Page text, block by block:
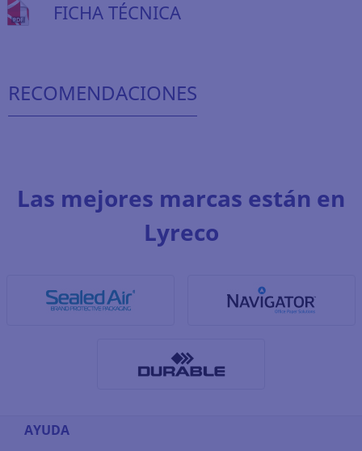
FICHA TÉCNICA
RECOMENDACIONES
Las mejores marcas están en
Lyreco
AYUDA